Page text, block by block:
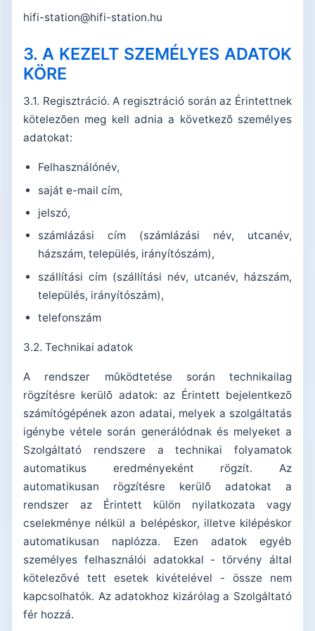
hifi-station@hifi-station.hu
3. A KEZELT SZEMÉLYES ADATOK
KÖRE
3.1. Regisztráció. A regisztráció során az Érintettnek
kötelezõen meg kell adnia a következõ személyes
adatokat:
Felhasználónév,
saját e-mail cím,
jelszó,
számlázási cím (számlázási név, utcanév,
házszám, település, irányítószám),
szállítási cím (szállítási név, utcanév, házszám,
település, irányítószám),
telefonszám
3.2. Technikai adatok
A rendszer mûködtetése során technikailag
rögzítésre kerülõ adatok: az Érintett bejelentkezõ
számítógépének azon adatai, melyek a szolgáltatás
igénybe vétele során generálódnak és melyeket a
Szolgáltató rendszere a technikai folyamatok
automatikus eredményeként rögzít. Az
automatikusan rögzítésre kerülõ adatokat a
rendszer az Érintett külön nyilatkozata vagy
cselekménye nélkül a belépéskor, illetve kilépéskor
automatikusan naplózza. Ezen adatok egyéb
személyes felhasználói adatokkal - törvény által
kötelezõvé tett esetek kivételével - össze nem
kapcsolhatók. Az adatokhoz kizárólag a Szolgáltató
fér hozzá.